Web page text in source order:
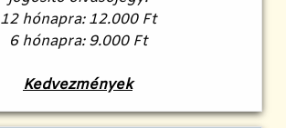
12 hónapra: 12.000 Ft
6 hónapra: 9.000 Ft
Kedvezmények